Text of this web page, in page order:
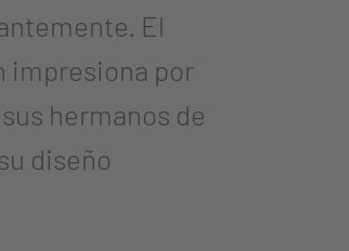
El
impresiona por
hermanos de
diseño